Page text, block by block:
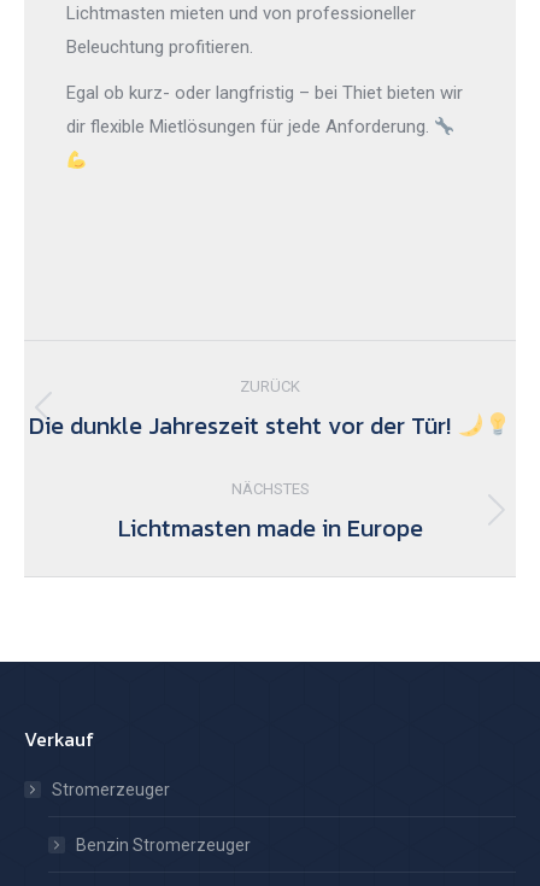
Lichtmasten mieten und von professioneller
Beleuchtung profitieren.
Egal ob kurz- oder langfristig – bei Thiet bieten wir
dir flexible Mietlösungen für jede Anforderung.
ZURÜCK
Vorheriger
Die dunkle Jahreszeit steht vor der Tür!
NÄCHSTES
Nächster
Lichtmasten made in Europe
Verkauf
Stromerzeuger
Benzin Stromerzeuger